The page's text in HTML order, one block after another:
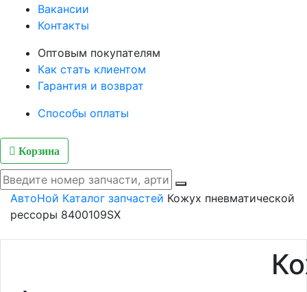
Вакансии
Контакты
Оптовым покупателям
Как стать клиентом
Гарантия и возврат
Способы оплаты
Корзина
АвтоНой Каталог запчастей Кожух пневматической
рессоры 8400109SX